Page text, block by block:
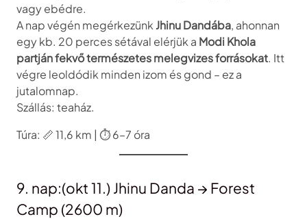
vagy ebédre.
A nap végén megérkezünk Jhinu Dandába, ahonnan
egy kb. 20 perces sétával elérjük a Modi Khola
partján fekvő természetes melegvizes forrásokat. Itt
végre leoldódik minden izom és gond – ez a
jutalomnap.
Szállás: teaház.
Túra: 📏 11,6 km | ⏱️ 6–7 óra
9. nap:(okt 11.) Jhinu Danda → Forest
Camp (2600 m)